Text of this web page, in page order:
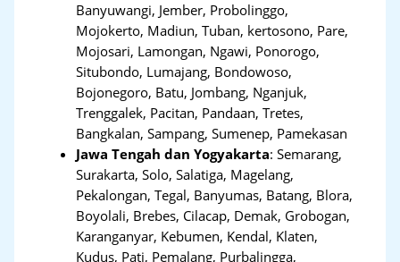
Banyuwangi, Jember, Probolinggo,
Mojokerto, Madiun, Tuban, kertosono, Pare,
Mojosari, Lamongan, Ngawi, Ponorogo,
Situbondo, Lumajang, Bondowoso,
Bojonegoro, Batu, Jombang, Nganjuk,
Trenggalek, Pacitan, Pandaan, Tretes,
Bangkalan, Sampang, Sumenep, Pamekasan
Jawa Tengah dan Yogyakarta:Semarang,
Surakarta, Solo, Salatiga, Magelang,
Pekalongan, Tegal, Banyumas, Batang, Blora,
Boyolali, Brebes, Cilacap, Demak, Grobogan,
Karanganyar, Kebumen, Kendal, Klaten,
Kudus, Pati, Pemalang, Purbalingga,